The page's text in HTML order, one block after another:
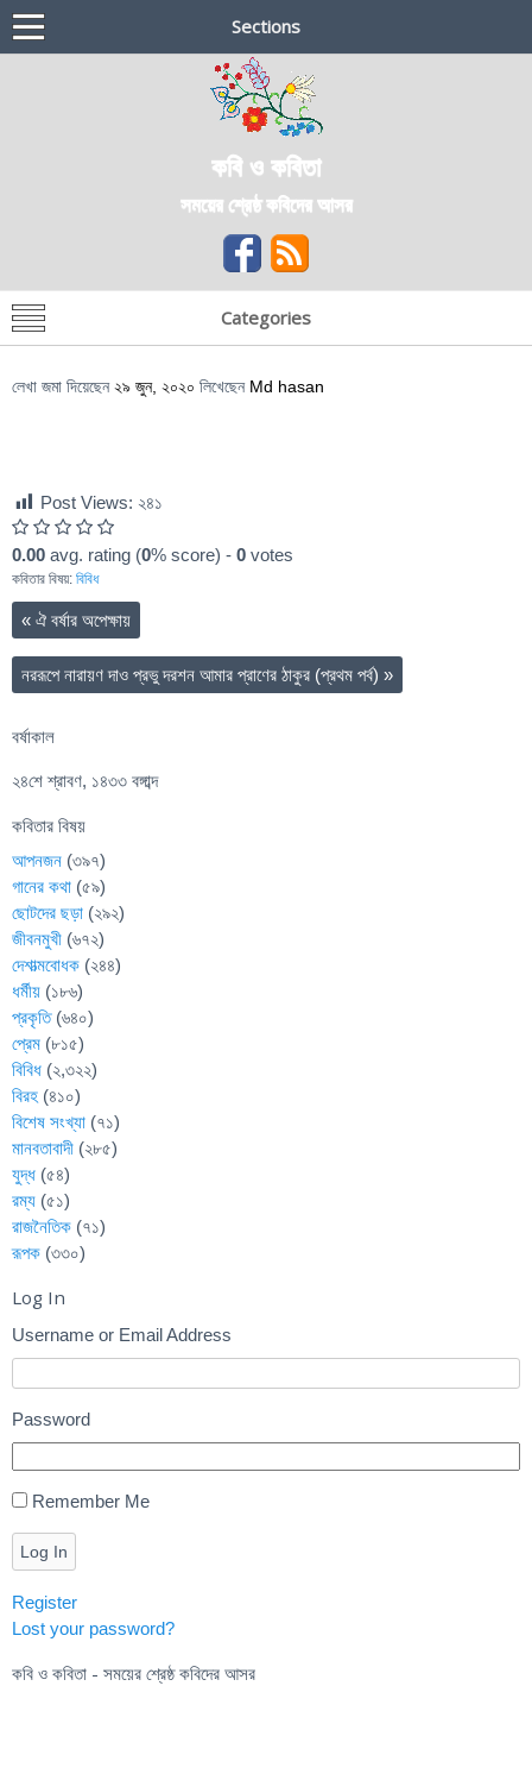
Sections
কবি ও কবিতা
সময়ের শ্রেষ্ঠ কবিদের আসর
Categories
লেখা জমা দিয়েছেন ২৯ জুন, ২০২০ লিখেছেন Md hasan
Post Views: ২৪১
0.00 avg. rating (0% score) - 0 votes
কবিতার বিষয়: বিবিধ
« ঐ বর্ষার অপেক্ষায়
নররূপে নারায়ণ দাও প্রভু দরশন আমার প্রাণের ঠাকুর (প্রথম পর্ব) »
বর্ষাকাল
২৪শে শ্রাবণ, ১৪৩৩ বঙ্গাব্দ
কবিতার বিষয়
আপনজন (৩৯৭)
গানের কথা (৫৯)
ছোটদের ছড়া (২৯২)
জীবনমুখী (৬৭২)
দেশাত্মবোধক (২৪৪)
ধর্মীয় (১৮৬)
প্রকৃতি(৬৪০)
প্রেম (৮১৫)
বিবিধ (২,৩২২)
বিরহ (৪১০)
বিশেষ সংখ্যা (৭১)
মানবতাবাদী (২৮৫)
যুদ্ধ (৫৪)
রম্য (৫১)
রাজনৈতিক (৭১)
রূপক (৩৩০)
Log In
Username or Email Address
Password
Remember Me
Log In
Register
Lost your password?
কবি ও কবিতা - সময়ের শ্রেষ্ঠ কবিদের আসর